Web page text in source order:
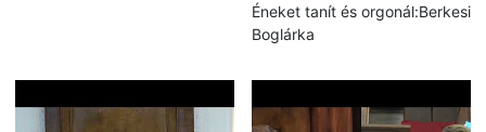
Éneket tanít és orgonál:Berkesi
Boglárka